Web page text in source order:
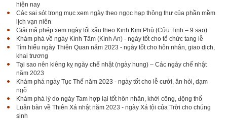
hiện nay
Các sai sót trong mục xem ngày theo ngọc hạp thông thư của phần mềm
lịch vạn niên
Giải mã phép xem ngày tốt xấu theo Kinh Kim Phù (Cửu Tinh – 9 sao)
Khám phá về ngày Kính Tâm (Kính An) - ngày tốt cho tổ chức tang lễ
Tìm hiểu ngày Thiên Quan năm 2023 - ngày tốt cho hôn nhân, giao dịch,
khai trương
Tại sao nên kiêng kỵ ngày chế nhật (ngày hung) – Các ngày chế nhật
năm 2023
Khám phá ngày Tục Thế năm 2023 - ngày tốt cho lễ cưới, ăn hỏi, dạm
ngõ
Khám phá lý do ngày Tam hợp lại tốt hôn nhân, khởi công, động thổ
Luận bàn về Thiên Xá nhật năm 2023 - ngày Xá tội của Trời cho chúng
sinh